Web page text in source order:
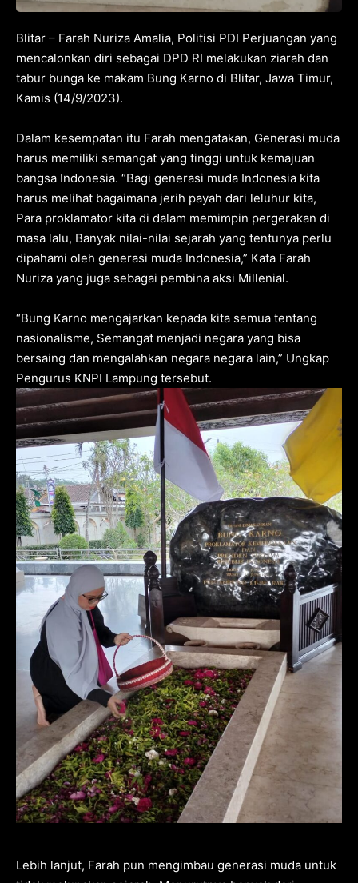
Blitar – Farah Nuriza Amalia, Politisi PDI Perjuangan yang
mencalonkan diri sebagai DPD RI melakukan ziarah dan
tabur bunga ke makam Bung Karno di Blitar, Jawa Timur,
Kamis (14/9/2023).
Dalam kesempatan itu Farah mengatakan, Generasi muda
harus memiliki semangat yang tinggi untuk kemajuan
bangsa Indonesia. “Bagi generasi muda Indonesia kita
harus melihat bagaimana jerih payah dari leluhur kita,
Para proklamator kita di dalam memimpin pergerakan di
masa lalu, Banyak nilai-nilai sejarah yang tentunya perlu
dipahami oleh generasi muda Indonesia,” Kata Farah
Nuriza yang juga sebagai pembina aksi Millenial.
“Bung Karno mengajarkan kepada kita semua tentang
nasionalisme, Semangat menjadi negara yang bisa
bersaing dan mengalahkan negara negara lain,” Ungkap
Pengurus KNPI Lampung tersebut.
Lebih lanjut, Farah pun mengimbau generasi muda untuk